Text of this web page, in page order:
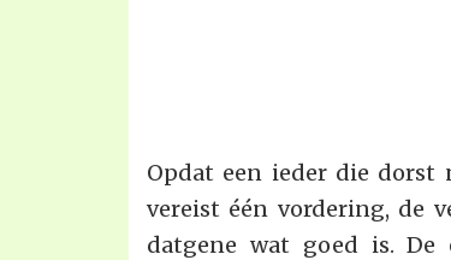
Opdat een ieder die dorst
vereist één vordering, de
datgene wat goed is.